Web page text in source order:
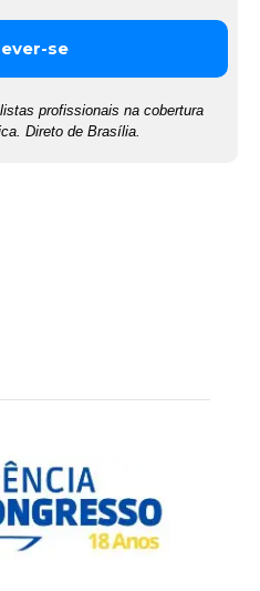
profissionais na cobertura
Direto de Brasília.